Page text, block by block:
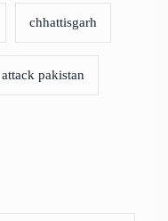
chhattisgarh
pakistan